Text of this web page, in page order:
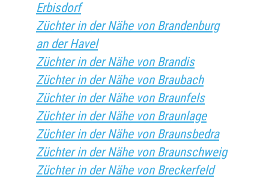
Erbisdorf
Züchter in der Nähe von Brandenburg
an der Havel
Züchter in der Nähe von Brandis
Züchter in der Nähe von Braubach
Züchter in der Nähe von Braunfels
Züchter in der Nähe von Braunlage
Züchter in der Nähe von Braunsbedra
Züchter in der Nähe von Braunschweig
Züchter in der Nähe von Breckerfeld